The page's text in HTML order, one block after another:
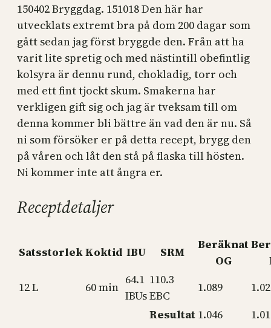
150402 Bryggdag. 151018 Den här har
utvecklats extremt bra på dom 200 dagar som
gått sedan jag först bryggde den. Från att ha
varit lite spretig och med nästintill obefintlig
kolsyra är dennu rund, chokladig, torr och
med ett fint tjockt skum. Smakerna har
verkligen gift sig och jag är tveksam till om
denna kommer bli bättre än vad den är nu. Så
ni som försöker er på detta recept, brygg den
på våren och låt den stå på flaska till hösten.
Ni kommer inte att ångra er.
Receptdetaljer
SatsstorlekKoktid IBU SRM
Beräknat
OG
12 L
60 min
64.1
IBUs
110.3
EBC
1.089
Resultat 1.046 1.01